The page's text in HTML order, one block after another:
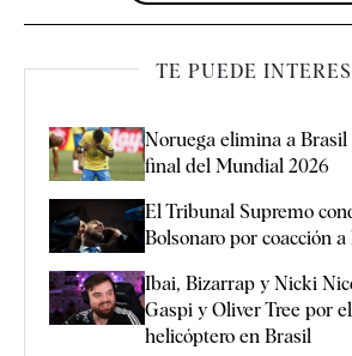
TE PUEDE
Noruega elimina a Brasil
final del Mundial 2026
El Tribunal Supremo
Bolsonaro por coacción
Ibai, Bizarrap y Nicki
Gaspi y Oliver Tree por
helicóptero en Brasil